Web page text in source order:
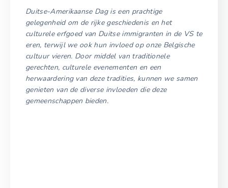
Duitse-Amerikaanse Dag is een prachtige
gelegenheid om de rijke geschiedenis en het
culturele erfgoed van Duitse immigranten in de VS te
eren, terwijl we ook hun invloed op onze Belgische
cultuur vieren. Door middel van traditionele
gerechten, culturele evenementen en een
herwaardering van deze tradities, kunnen we samen
genieten van de diverse invloeden die deze
gemeenschappen bieden.